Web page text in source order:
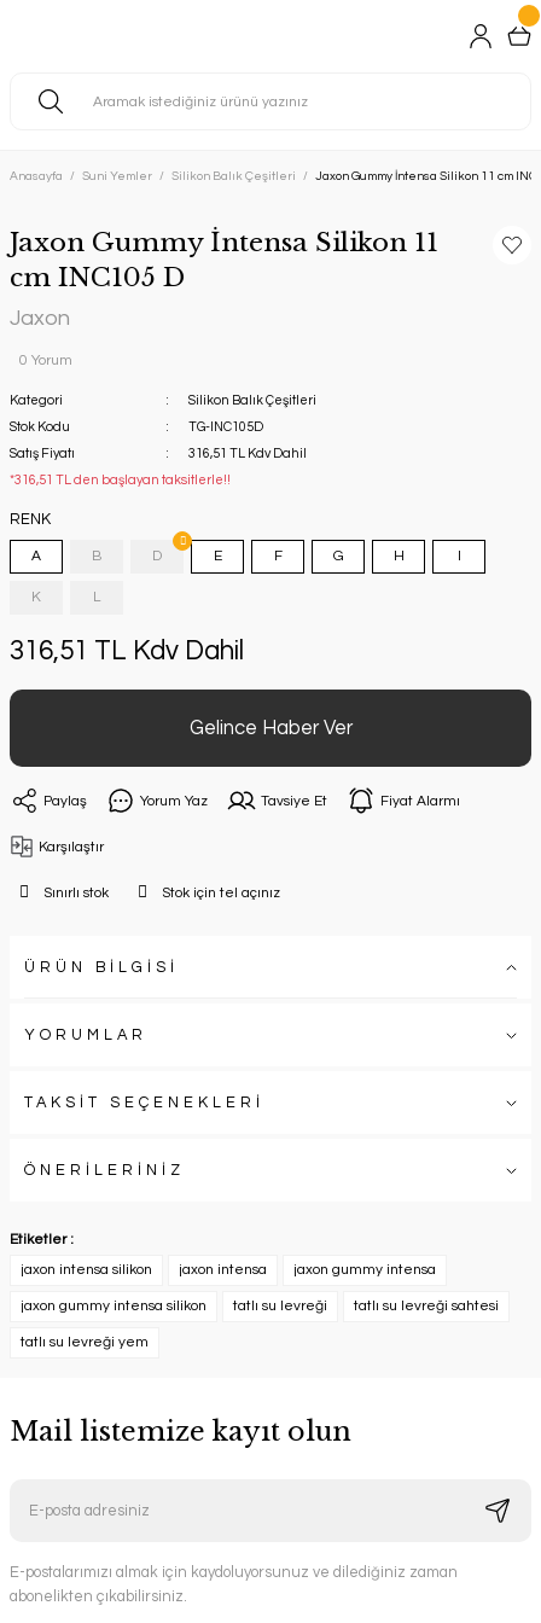
Anasayfa Suni Yemler Silikon Balık Çeşitleri Jaxon Gummy İntensa Silikon 11 cm
Jaxon Gummy İntensa Silikon 11
cm INC105 D
Jaxon
0 Yorum
Kategori
Silikon Balık Çeşitleri
Stok Kodu
TG-INC105D
Satış Fiyatı
316,51 TL Kdv Dahil
*316,51 TL den başlayan taksitlerle!!
RENK
A B D E F G H I
K L
316,51 TL Kdv Dahil
Gelince Haber Ver
Paylaş Yorum Yaz Tavsiye Et Fiyat Alarmı
Karşılaştır
Sınırlı stok Stok için tel açınız
ÜRÜN BİLGİSİ
YORUMLAR
TAKSİT SEÇENEKLERİ
ÖNERİLERİNİZ
Etiketler :
jaxon intensa silikon
jaxon intensa jaxon gummy intensa
jaxon gummy intensa silikon tatlı su levreği tatlı su levreği sahtesi
tatlı su levreği yem
Mail listemize kayıt olun
E-postalarımızı almak için kaydoluyorsunuz ve dilediğiniz zaman
abonelikten çıkabilirsiniz.